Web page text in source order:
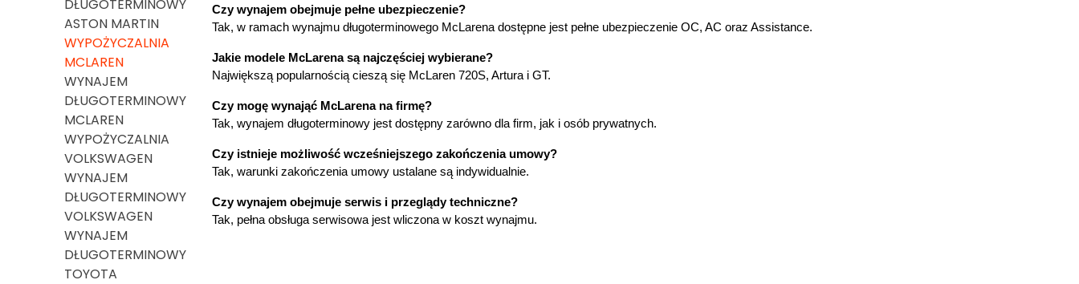
DŁUGOTERMINOWY
ASTON MARTIN
WYPOŻYCZALNIA
MCLAREN
WYNAJEM
DŁUGOTERMINOWY
MCLAREN
WYPOŻYCZALNIA
VOLKSWAGEN
WYNAJEM
DŁUGOTERMINOWY
VOLKSWAGEN
WYNAJEM
DŁUGOTERMINOWY
TOYOTA
Czy wynajem obejmuje pełne ubezpieczenie?
Tak, w ramach wynajmu długoterminowego McLarena dostępne jest pełne ubezpieczenie OC, AC oraz Assistance.
Jakie modele McLarena są najczęściej wybierane?
Największą popularnością cieszą się McLaren 720S, Artura i GT.
Czy mogę wynająć McLarena na firmę?
Tak, wynajem długoterminowy jest dostępny zarówno dla firm, jak i osób prywatnych.
Czy istnieje możliwość wcześniejszego zakończenia umowy?
Tak, warunki zakończenia umowy ustalane są indywidualnie.
Czy wynajem obejmuje serwis i przeglądy techniczne?
Tak, pełna obsługa serwisowa jest wliczona w koszt wynajmu.